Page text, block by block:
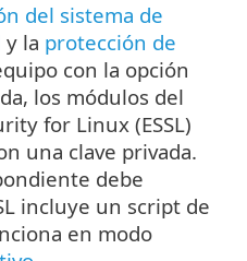
del sistema de
y la protección de
con la opción
los módulos del
for Linux (ESSL)
una clave privada.
debe
incluye un script de
en modo